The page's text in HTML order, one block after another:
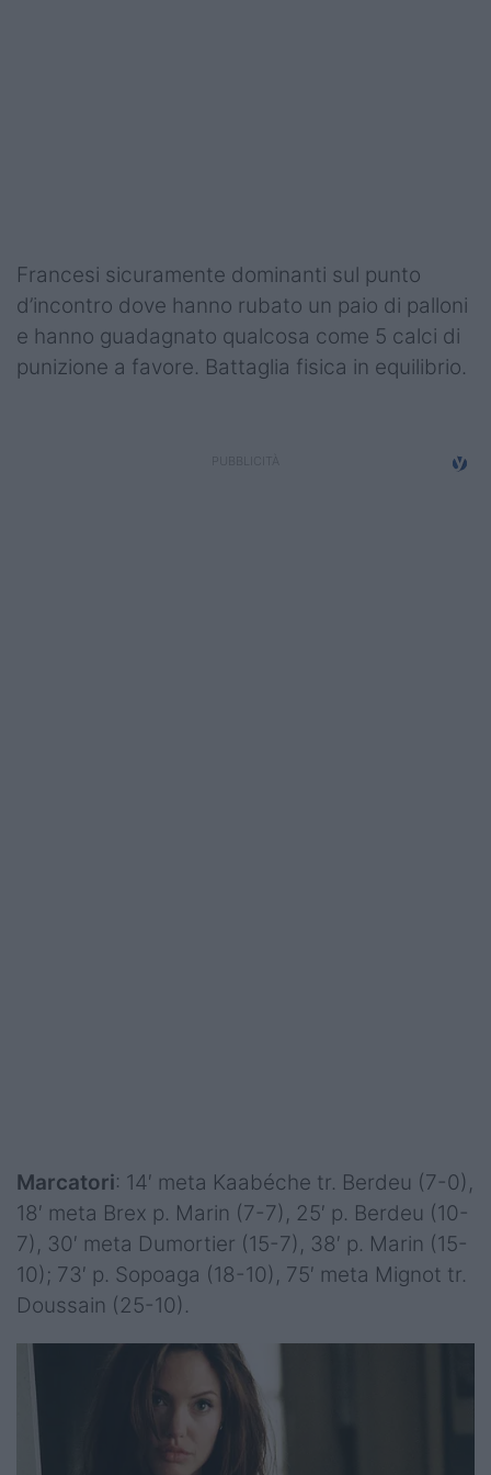
Francesi sicuramente dominanti sul punto
d’incontro dove hanno rubato un paio di palloni
e hanno guadagnato qualcosa come 5 calci di
punizione a favore. Battaglia fisica in equilibrio.
Marcatori: 14′ meta Kaabéche tr. Berdeu (7-0),
18′ meta Brex p. Marin (7-7), 25′ p. Berdeu (10-
7), 30′ meta Dumortier (15-7), 38′ p. Marin (15-
10); 73′ p. Sopoaga (18-10), 75′ meta Mignot tr.
Doussain (25-10).